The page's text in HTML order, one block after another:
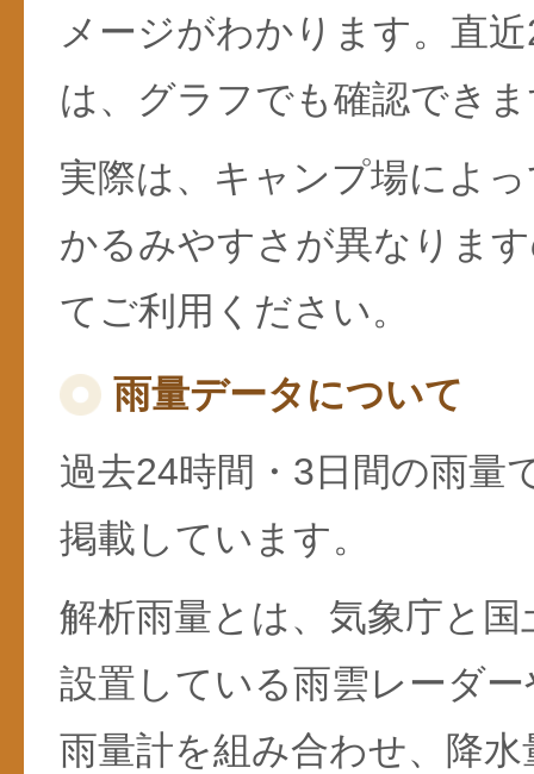
メージがわかります。直
は、グラフでも確認でき
実際は、キャンプ場によ
かるみやすさが異なりま
てご利用ください。
雨量データについて
過去24時間・3日間の雨量
掲載しています。
解析雨量とは、気象庁と
設置している雨雲レーダ
雨量計を組み合わせ、降